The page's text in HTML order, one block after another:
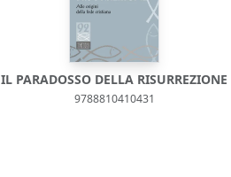
IL PARADOSSO DELLA RISURREZIONE
9788810410431